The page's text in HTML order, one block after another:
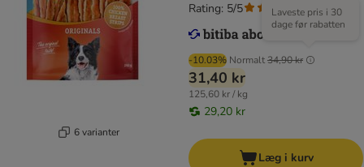
6 varianter
-10.03% Normalt34,90 kr
Laveste pris i 30
dage før rabatten
31,40 kr
125,60 kr / kg
29,20 kr
Rating: 5/5 (1)
Læg i kurv